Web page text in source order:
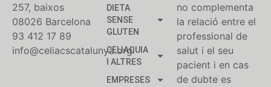
257, baixos
08026 Barcelona
93 412 17 89
info@celiacscatalunya.org
DIETA
SENSE
GLUTEN
CELIAQUIA
I ALTRES
EMPRESES
no complementa
la relació entre el
professional de
salut i el seu
pacient i en cas
de dubte es